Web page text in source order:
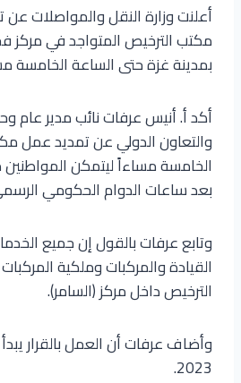
أعلنت وزارة النقل والمواصلات
مكتب الترخيص المتواجد في مركز
بمدينة غزة حتى الساعة الخامسة
أكد أ. أنيس عرفات نائب مدير عام
والتعاون الدولي عن تمديد عمل
الخامسة مساءاً ليتمكن
بعد ساعات الدوام الحكومي
وتابع عرفات بالقول إن جميع
القيادة والمركبات وملكية
الترخيص داخل مركز (السامر).
2023.